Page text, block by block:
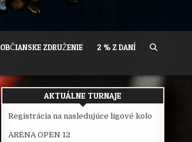
OBČIANSKE ZDRUŽENIE 2 % Z DANÍ
AKTUÁLNE TURNAJE
Registrácia na nasledujúce ligové kolo
ARÉNA OPEN 12